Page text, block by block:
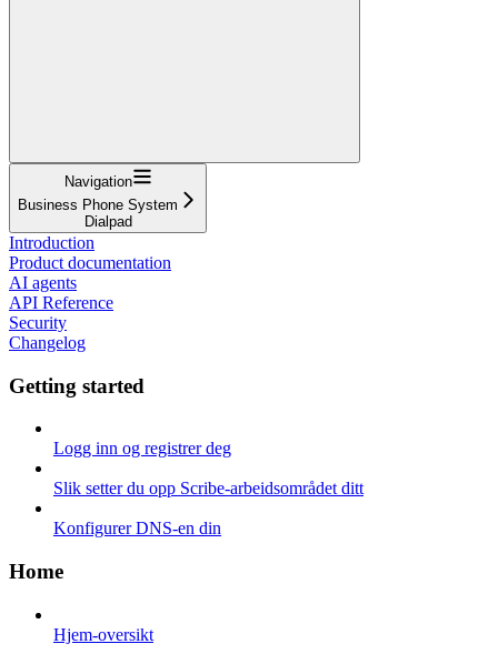
Navigation
Business Phone System
Dialpad
Introduction
Product documentation
AI agents
API Reference
Security
Changelog
Getting started
Logg inn og registrer deg
Slik setter du opp Scribe-arbeidsområdet ditt
Konfigurer DNS-en din
Home
Hjem-oversikt